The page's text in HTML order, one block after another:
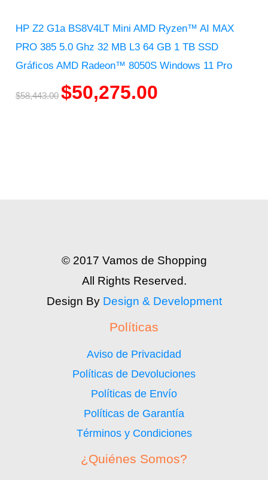
HP Z2 G1a BS8V4LT Mini AMD Ryzen™ AI MAX
PRO 385 5.0 Ghz 32 MB L3 64 GB 1 TB SSD
Gráficos AMD Radeon™ 8050S Windows 11 Pro
$58,443.00 $50,275.00
© 2017 Vamos de Shopping
All Rights Reserved.
Design By Design & Development
Políticas
Aviso de Privacidad
Políticas de Devoluciones
Políticas de Envío
Políticas de Garantía
Términos y Condiciones
¿Quiénes Somos?